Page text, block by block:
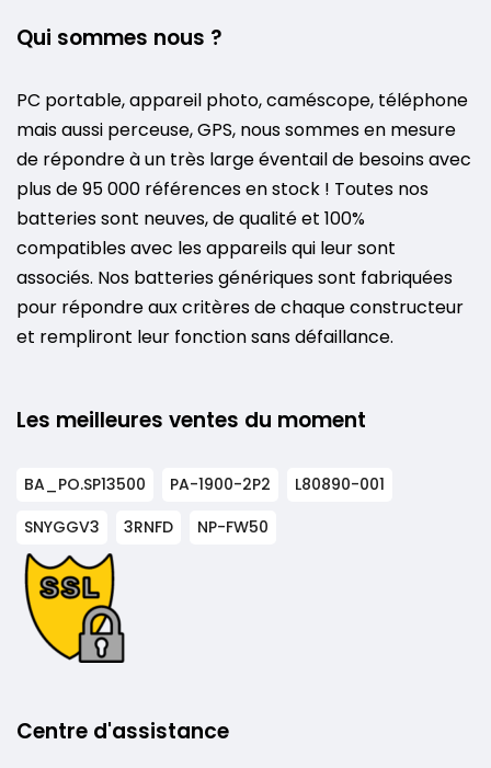
Qui sommes nous ?
PC portable, appareil photo, caméscope, téléphone
mais aussi perceuse, GPS, nous sommes en mesure
de répondre à un très large éventail de besoins avec
plus de 95 000 références en stock ! Toutes nos
batteries sont neuves, de qualité et 100%
compatibles avec les appareils qui leur sont
associés. Nos batteries génériques sont fabriquées
pour répondre aux critères de chaque constructeur
et rempliront leur fonction sans défaillance.
Les meilleures ventes du moment
BA_PO.SP13500 PA-1900-2P2
L80890-001
SNYGGV3
3RNFD NP-FW50
Centre d'assistance